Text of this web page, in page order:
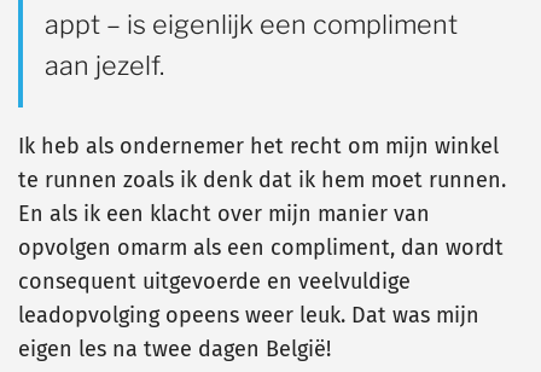
appt – is eigenlijk een compliment
aan jezelf.
Ik heb als ondernemer het recht om mijn winkel
te runnen zoals ik denk dat ik hem moet runnen.
En als ik een klacht over mijn manier van
opvolgen omarm als een compliment, dan wordt
consequent uitgevoerde en veelvuldige
leadopvolging opeens weer leuk. Dat was mijn
eigen les na twee dagen België!